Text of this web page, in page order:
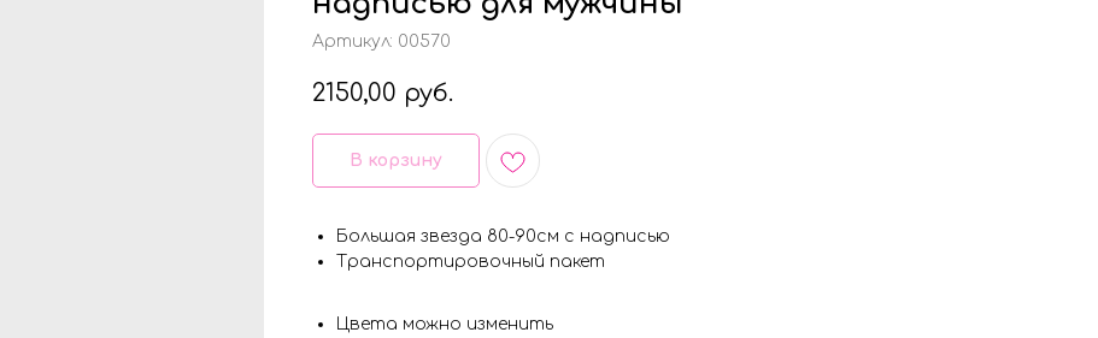
Артикул: 00570
2150,00 руб.
В корзину
Большая звезда 80-90см с надписью
Транспортировочный пакет
Цвета можно изменить